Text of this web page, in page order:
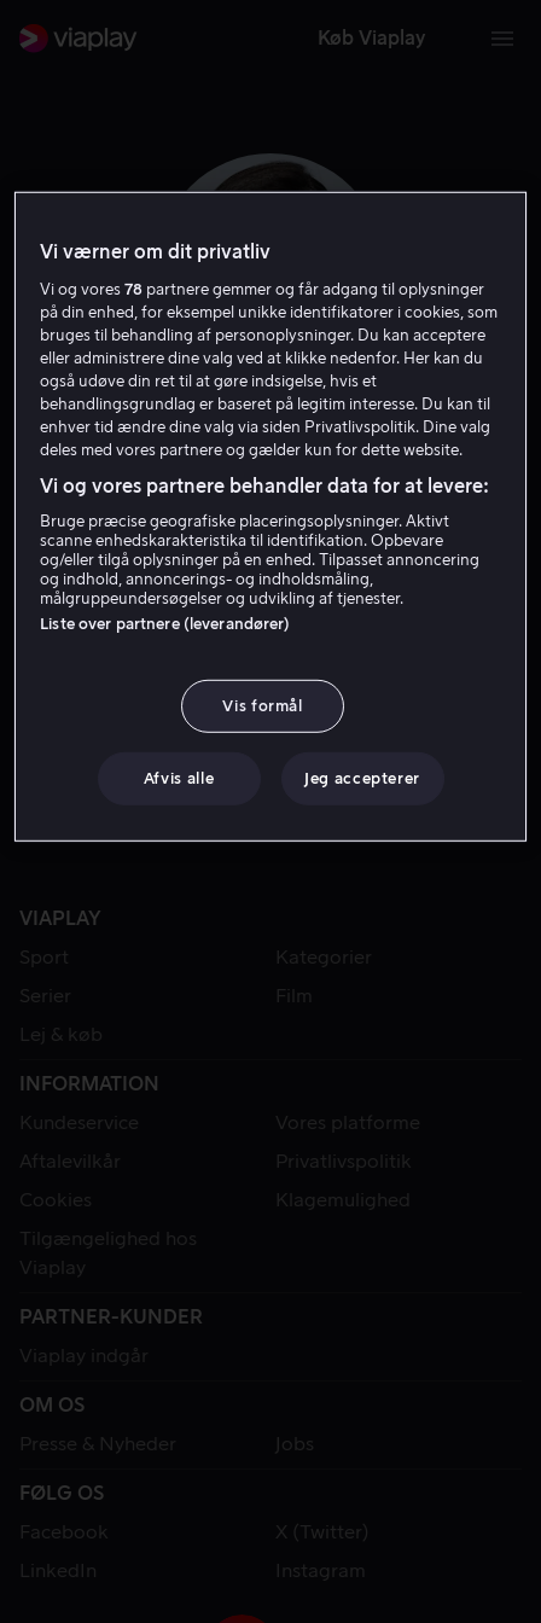
Køb Viaplay
Hailey Gates
Skuespiller
VIAPLAY
Sport
Kategorier
Serier
Film
Lej & køb
INFORMATION
Kundeservice
Vores platforme
Aftalevilkår
Privatlivspolitik
Cookies
Klagemulighed
Tilgængelighed hos
Viaplay
PARTNER-KUNDER
Viaplay indgår
OM OS
Presse & Nyheder
Jobs
FØLG OS
Facebook
X (Twitter)
LinkedIn
Instagram
Vi værner om dit privatliv
Vi og vores78 partnere gemmer og får adgang til oplysninger
på din enhed, for eksempel unikke identifikatorer i cookies, som
bruges til behandling af personoplysninger. Du kan acceptere
eller administrere dine valg ved at klikke nedenfor. Her kan du
også udøve din ret til at gøre indsigelse, hvis et
behandlingsgrundlag er baseret på legitim interesse. Du kan til
enhver tid ændre dine valg via siden Privatlivspolitik. Dine valg
deles med vores partnere og gælder kun for dette website.
Vi og vores partnere behandler data for at levere:
Bruge præcise geografiske placeringsoplysninger. Aktivt
scanne enhedskarakteristika til identifikation. Opbevare
og/eller tilgå oplysninger på en enhed. Tilpasset annoncering
og indhold, annoncerings- og indholdsmåling,
målgruppeundersøgelser og udvikling af tjenester.
Liste over partnere (leverandører)
Vis formål
Afvis alle Jeg accepterer